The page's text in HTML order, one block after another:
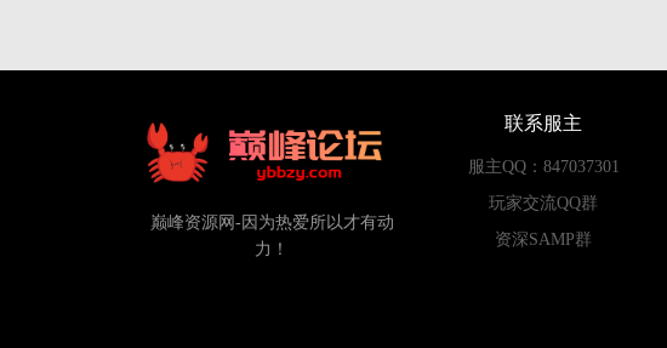
巅峰资源网-因为热爱所以才有动
力！
联系服主
服主QQ：847037301
玩家交流QQ群
资深SAMP群